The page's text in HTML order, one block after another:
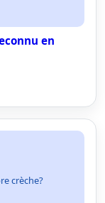
en
crèche?